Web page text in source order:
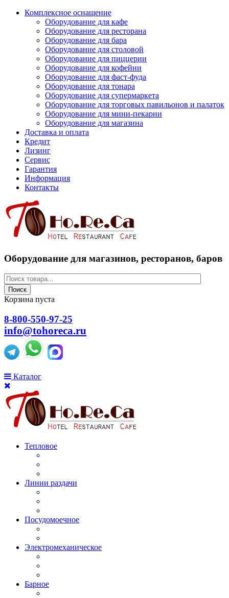
Комплексное оснащение
Оборудование для кафе
Оборудование для ресторана
Оборудование для бара
Оборудование для столовой
Оборудование для пиццерии
Оборудование для кофейни
Оборудование для фаст-фуда
Оборудование для тонара
Оборудование для супермаркета
Оборудование для торговых павильонов и палаток
Оборудование для мини-пекарни
Оборудование для магазина
Доставка и оплата
Кредит
Лизинг
Сервис
Гарантия
Информация
Контакты
Оборудование для магазинов, ресторанов, баров
Поиск
Корзина пуста
8-800-550-97-25
info@tohoreca.ru
Каталог
Тепловое
Линии раздачи
Посудомоечное
Электромеханическое
Барное